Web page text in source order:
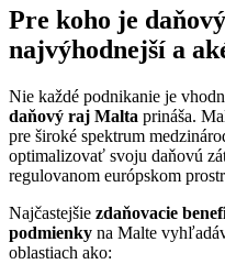
Pre koho je
najvýhodnejší a
Nie každé podnikanie je
daňový raj Malta prináša.
pre široké spektrum
optimalizovať svoju daňovú
regulovanom európskom
Najčastejšie zdaňovacie
podmienky na Malte
oblastiach ako: